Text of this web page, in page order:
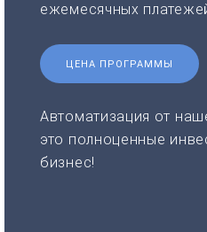
ежемесячных
ЦЕНА ПРОГРАММЫ
Автоматизация от
это полноценные
бизнес!